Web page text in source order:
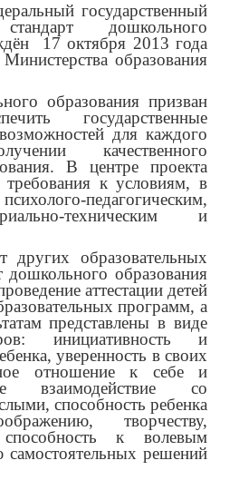
государственный
дошкольного
17 октября 2013 года
образования
образования призван
государственные
для каждого
качественного
В центре проекта
требования к условиям, в
педагогическим,
техническим и
образовательных
дошкольного образования
аттестации детей
программ, а
представлены в виде
инициативность и
уверенность в своих
отношение к себе и
взаимодействие со
способность ребенка
творчеству,
способность к волевым
решений